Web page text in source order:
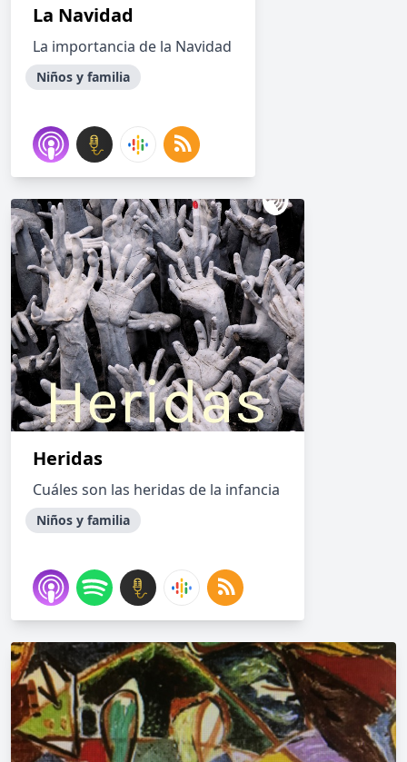
La Navidad
La importancia de la Navidad
Niños y familia
Heridas
Cuáles son las heridas de la infancia
Niños y familia